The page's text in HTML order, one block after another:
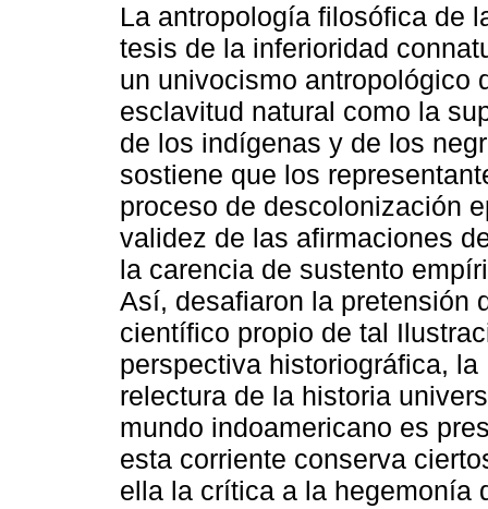
La antropología filosófica de
tesis de la inferioridad
un univocismo antropológico
esclavitud natural como la
de los indígenas y de los
sostiene que los
proceso de descolonización
validez de las afirmaciones
la carencia de sustento
Así, desafiaron la pretensión
científico propio de tal
perspectiva historiográfica,
relectura de la historia
mundo indoamericano es
esta corriente conserva
ella la crítica a la hegemonía